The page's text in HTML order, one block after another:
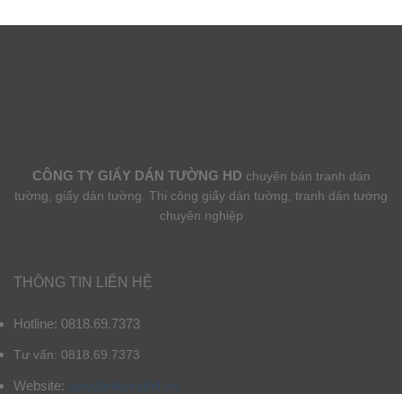
CÔNG TY GIẤY DÁN TƯỜNG HD chuyên bán tranh dán
tường, giấy dán tường. Thi công giấy dán tường, tranh dán tường
chuyên nghiệp
THÔNG TIN LIÊN HỆ
Hotline: 0818.69.7373
Tư vấn: 0818.69.7373
Website: giaydantuonghd.vn